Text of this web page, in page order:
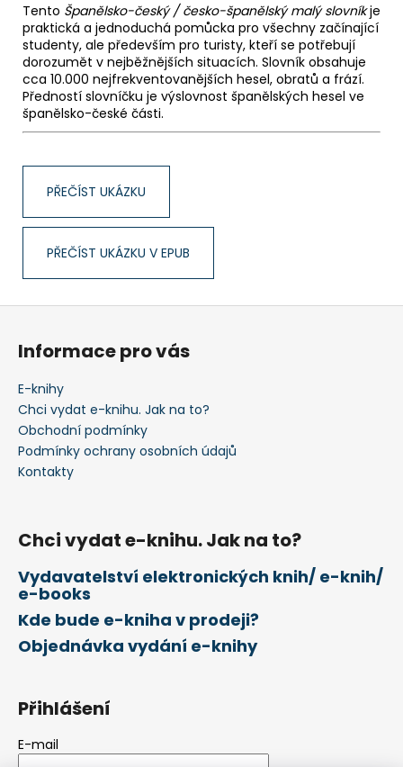
Tento Španělsko-český / česko-španělský malý slovníkje
praktická a jednoduchá pomůcka pro všechny začínající
studenty, ale především pro turisty, kteří se potřebují
dorozumět v nejběžnějších situacích. Slovník obsahuje
cca 10.000 nejfrekventovanějších hesel, obratů a frází.
Předností slovníčku je výslovnost španělských hesel ve
španělsko-české části.
PŘEČÍST UKÁZKU
PŘEČÍST UKÁZKU V EPUB
Z
Informace pro vás
E-knihy
Chci vydat e-knihu. Jak na to?
Obchodní podmínky
Podmínky ochrany osobních údajů
Kontakty
Chci vydat e-knihu. Jak na to?
Vydavatelství elektronických knih/ e-knih/
e-books
Kde bude e-kniha v prodeji?
Objednávka vydání e-knihy
Přihlášení
E-mail